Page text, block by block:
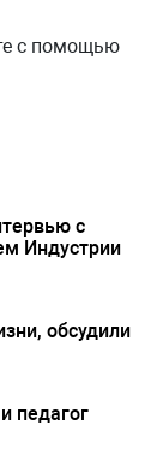
с помощью
с
Индустрии
обсудили
педагог